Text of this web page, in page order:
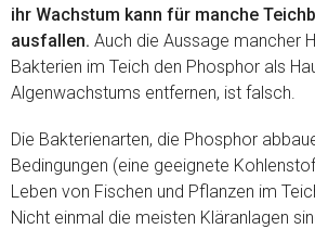
ihr Wachstum kann für manche
ausfallen. Auch die Aussage mancher
Bakterien im Teich den Phosphor als
Algenwachstums entfernen, ist falsch.
Die Bakterienarten, die Phosphor
Bedingungen (eine geeignete
Leben von Fischen und Pflanzen im
Nicht einmal die meisten Kläranlagen